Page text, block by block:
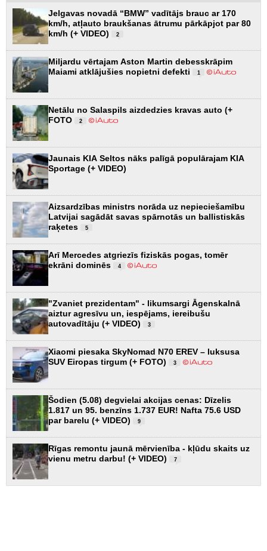
Jelgavas novadā “BMW” vadītājs brauc ar 170
km/h, atļauto braukšanas ātrumu pārkāpjot par 80
km/h (+ VIDEO)
2
Miljardu vērtajam Aston Martin debesskrāpim
Maiami atklājušies nopietni defekti
1
Netālu no Salaspils aizdedzies kravas auto (+
FOTO
2
Jaunais KIA Seltos nāks palīgā populārajam KIA
Sportage (+ VIDEO)
Aizsardzības ministrs norāda uz nepieciešamību
Latvijai sagādāt savas spārnotās un ballistiskās
raķetes
5
Arī Mercedes atgriezīs fiziskās pogas, tomēr
ekrāni dominēs
4
"Zvaniet prezidentam" - likumsargi Āgenskalnā
aiztur agresīvu un, iespējams, iereibušu
autovadītāju (+ VIDEO)
3
Xiaomi piesaka SkyNomad N70 EREV – luksusa
SUV Eiropas tirgum (+ FOTO)
3
Šodien (5.08) degvielai akcijas cenas: Dīzelis
1.817 un 95. benzīns 1.737 EUR! Nafta 75.6 USD
par barelu (+ VIDEO)
9
Rīgas remontu jaunā mērvienība - kļūdu skaits uz
vienu metru darbu! (+ VIDEO)
7